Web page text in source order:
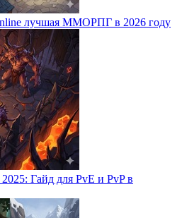
лучшая ММОРПГ в 2026 году
Гайд для PvE и PvP в